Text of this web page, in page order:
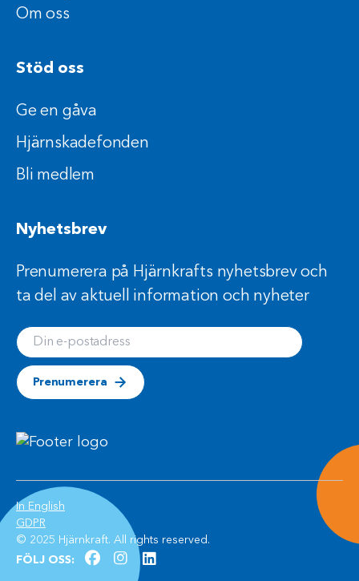
Om oss
Stöd oss
Ge en gåva
Hjärnskadefonden
Bli medlem
Nyhetsbrev
Prenumerera på Hjärnkrafts nyhetsbrev och
ta del av aktuell information och nyheter
Din e-postadress
Prenumerera
© 2025 Hjärnkraft. All rights reserved.
GDPR (Öppnas i ett nytt fönster)
In English (Öppnas i ett nytt fönster)
FÖLJ OSS: facebook (Öppnas i ett nytt fönster)
instagram (Öppnas i ett nytt